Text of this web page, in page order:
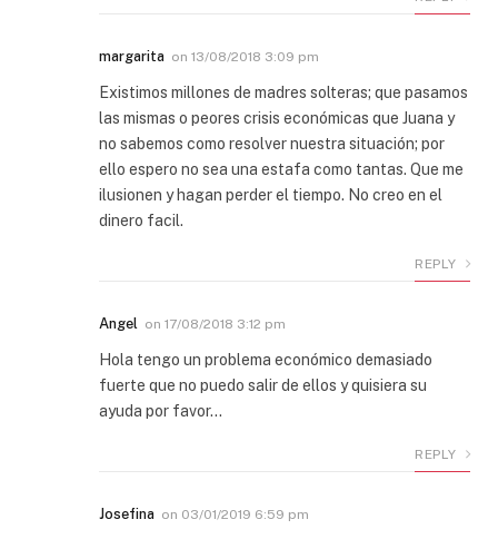
margarita on 13/08/2018 3:09 pm
Existimos millones de madres solteras; que pasamos
las mismas o peores crisis económicas que Juana y
no sabemos como resolver nuestra situación; por
ello espero no sea una estafa como tantas. Que me
ilusionen y hagan perder el tiempo. No creo en el
dinero facil.
REPLY
Angel on 17/08/2018 3:12 pm
Hola tengo un problema económico demasiado
fuerte que no puedo salir de ellos y quisiera su
ayuda por favor…
REPLY
Josefina on 03/01/2019 6:59 pm